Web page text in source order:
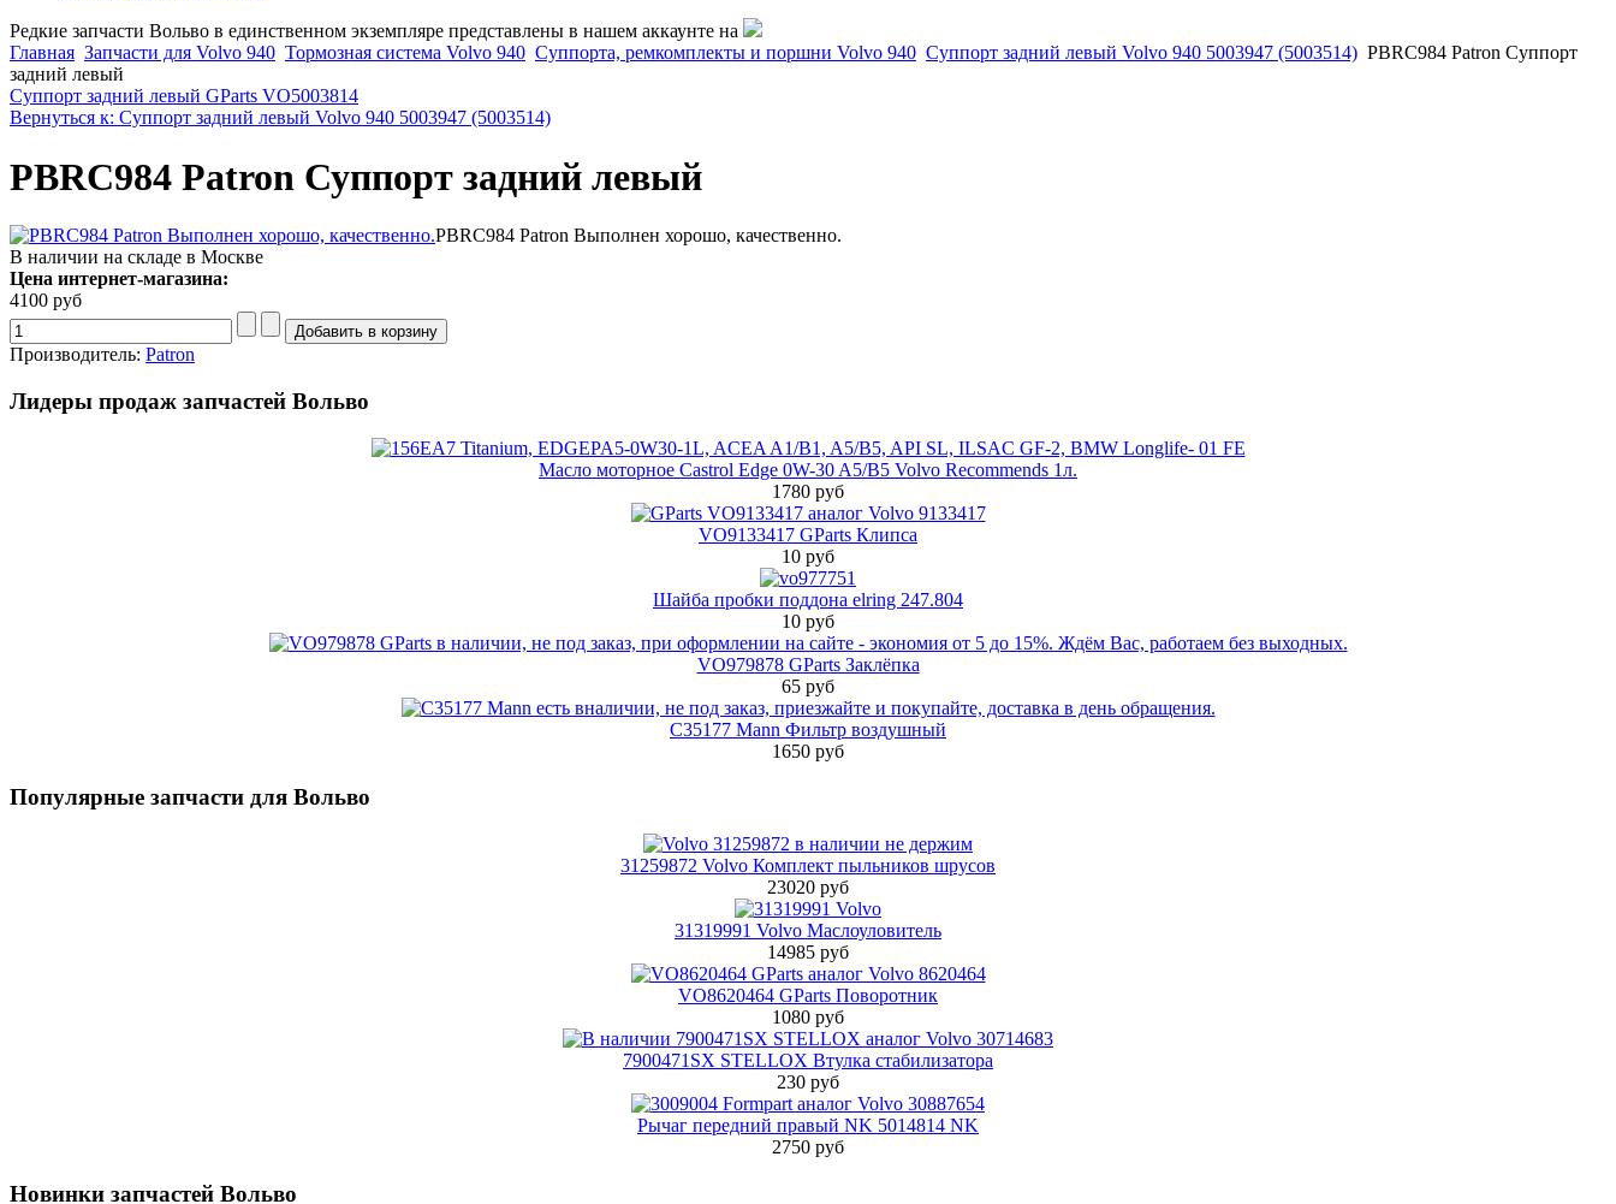
Редкие запчасти Вольво в единственном экземпляре представлены в нашем аккаунте на
Главная Запчасти для Volvo 940 Тормозная система Volvo 940 Суппорта, ремкомплекты и поршни Volvo 940 Суппорт задний левый Volvo 940 5003947 (5003514) PBRC984 Patron Суппорт
задний левый
Суппорт задний левый GParts VO5003814
Вернуться к: Суппорт задний левый Volvo 940 5003947 (5003514)
PBRC984 Patron Суппорт задний левый
PBRC984 Patron Выполнен хорошо, качественно.
В наличии на складе в Москве
Цена интернет-магазина:
4100 руб
Производитель: Patron
Лидеры продаж запчастей Вольво
Масло моторное Castrol Edge 0W-30 A5/B5 Volvo Recommends 1л.
1780 руб
VO9133417 GParts Клипса
10 руб
Шайба пробки поддона elring 247.804
10 руб
VO979878 GParts Заклёпка
65 руб
C35177 Mann Фильтр воздушный
1650 руб
Популярные запчасти для Вольво
31259872 Volvo Комплект пыльников шрусов
23020 руб
31319991 Volvo Маслоуловитель
14985 руб
VO8620464 GParts Поворотник
1080 руб
7900471SX STELLOX Втулка стабилизатора
230 руб
Рычаг передний правый NK 5014814 NK
2750 руб
Новинки запчастей Вольво